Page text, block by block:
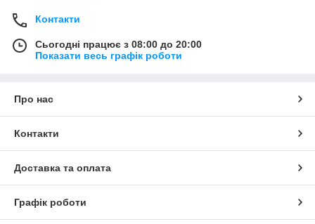
Контакти
Сьогодні працює з 08:00 до 20:00
Показати весь графік роботи
Про нас
Контакти
Доставка та оплата
Графік роботи